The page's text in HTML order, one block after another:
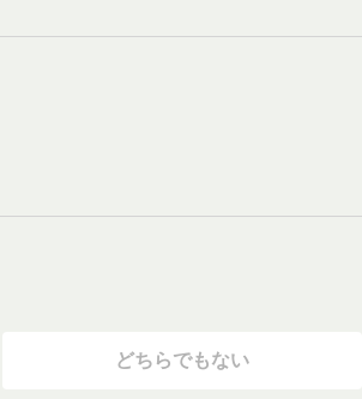
どちらでもない